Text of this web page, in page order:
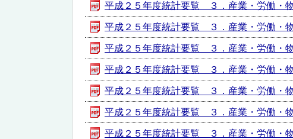
平成２５年度統計要覧 ３．産業・労働・
平成２５年度統計要覧 ３．産業・労働・
平成２５年度統計要覧 ３．産業・労働・
平成２５年度統計要覧 ３．産業・労働・
平成２５年度統計要覧 ３．産業・労働・
平成２５年度統計要覧 ３．産業・労働・
平成２５年度統計要覧 ３．産業・労働・